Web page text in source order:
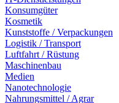
Konsumgüter
Kosmetik
Kunststoffe / Verpackungen
Logistik / Transport
Luftfahrt / Rüstung
Maschinenbau
Medien
Nanotechnologie
Nahrungsmittel / Agrar